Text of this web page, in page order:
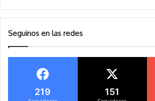
Seguinos en las redes
219 151